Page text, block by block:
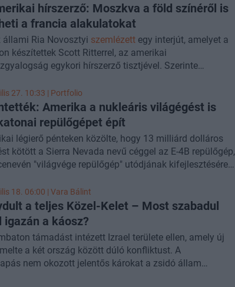
hírszerző: Moszkva a föld színéről is
a francia alakulatokat
állami Ria Novosztyi szemlézettegy interjút, amelyet a
készítettek Scott Ritterrel, az amerikai
egykori hírszerző tisztjével. Szerinte
eseményeket. Ritter 1998-ig dolgozott az amerikai
azóta viszont többnyire az orosz
műsoraiban tűnik fel és erőteljesen a Kreml
hangoztatja szerepléseikor.
27. 10:33 | Portfolio
Amerika a nukleáris világégést is
repülőgépet épít
légierő pénteken közölte, hogy 13 milliárd dolláros
kötött a Sierra Nevada nevű céggel az E-4B repülőgép,
"világvége repülőgép" utódjának kifejlesztésére,
18. 06:00 | Vara Bálint
a teljes Közel-Kelet – Most szabadul
igazán a káosz?
támadást intézett Izrael területe ellen, amely új
a két ország között dúló konfliktust. A
nem okozott jelentős károkat a zsidó állam